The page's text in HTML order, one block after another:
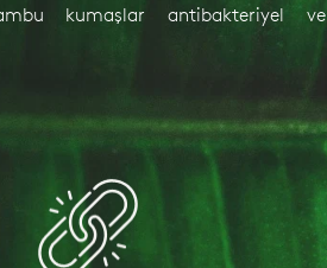
kumaşlar antibakteriyel ve